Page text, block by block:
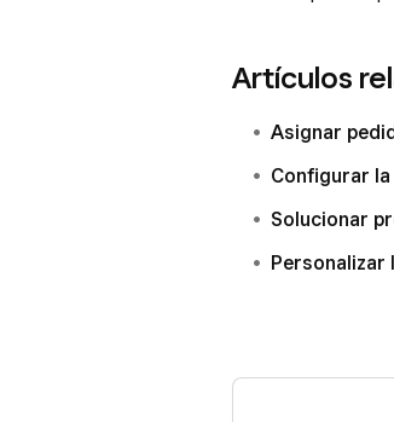
Artículos
Asignar
Configurar
Solucionar
Personalizar